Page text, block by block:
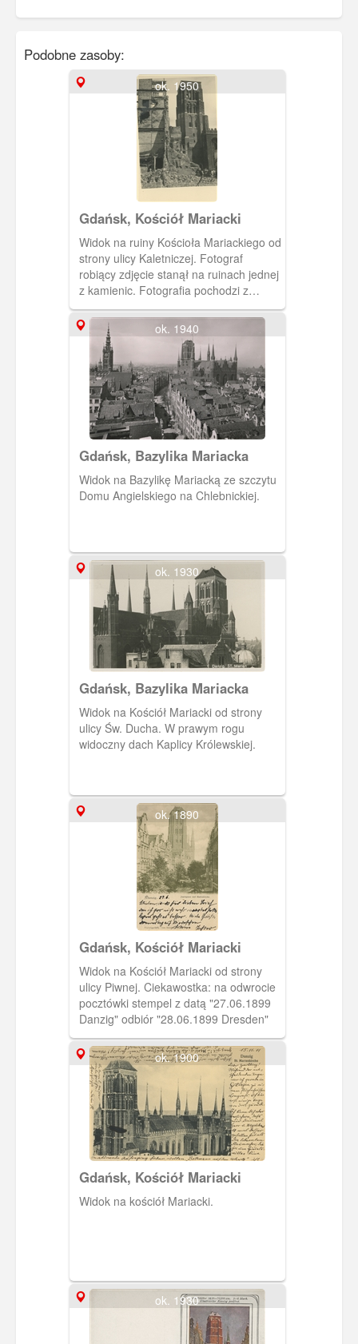
Podobne zasoby:
ok. 1950
Gdańsk, Kościół Mariacki
Widok na ruiny Kościoła Mariackiego od
strony ulicy Kaletniczej. Fotograf
robiący zdjęcie stanął na ruinach jednej
z kamienic. Fotografia pochodzi z
albumu pt.: "Gdańsk dawniej a dziś"
ang.: "Former and today" autorstwa M.
Dobrzykowskiego. W kartonowej
kopercie w kolorze szałwiowej zieleni
jest 14 zdjęć przedwojennego i
powojennego, zrujnowanego Gdańska.
Napisy na okładce albumu są
wytłoczone i pozłocone.
ok. 1940
Gdańsk, Bazylika Mariacka
Widok na Bazylikę Mariacką ze szczytu
Domu Angielskiego na Chlebnickiej.
ok. 1930
Gdańsk, Bazylika Mariacka
Widok na Kościół Mariacki od strony
ulicy Św. Ducha. W prawym rogu
widoczny dach Kaplicy Królewskiej.
ok. 1890
Gdańsk, Kościół Mariacki
Widok na Kościół Mariacki od strony
ulicy Piwnej. Ciekawostka: na odwrocie
pocztówki stempel z datą "27.06.1899
Danzig" odbiór "28.06.1899 Dresden"
ok. 1900
Gdańsk, Kościół Mariacki
Widok na kościół Mariacki.
ok. 1930